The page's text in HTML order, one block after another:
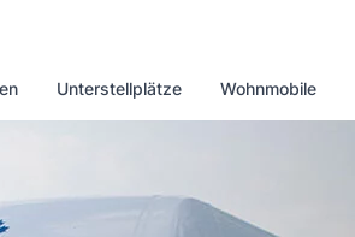
Unterstellplätze Wohnmobile